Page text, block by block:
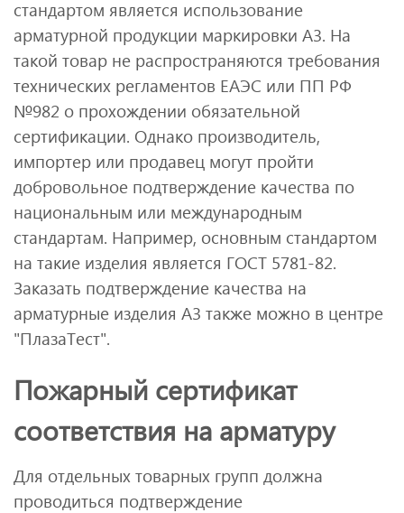
стандартом является использование
арматурной продукции маркировки А3. На
такой товар не распространяются требования
технических регламентов ЕАЭС или ПП РФ
№982 о прохождении обязательной
сертификации. Однако производитель,
импортер или продавец могут пройти
добровольное подтверждение качества по
национальным или международным
стандартам. Например, основным стандартом
на такие изделия является ГОСТ 5781-82.
Заказать подтверждение качества на
арматурные изделия А3 также можно в центре
"ПлазаТест".
Пожарный сертификат
соответствия на арматуру
Для отдельных товарных групп должна
проводиться подтверждение